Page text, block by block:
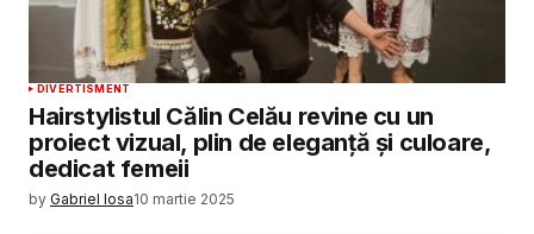
DIVERTISMENT
Hairstylistul Călin Celău revine cu un
proiect vizual, plin de eleganță și culoare,
dedicat femeii
by Gabriel Iosa10 martie 2025